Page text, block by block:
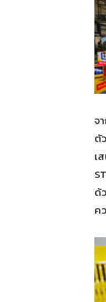
จ
ตั
เ
ด้
ค